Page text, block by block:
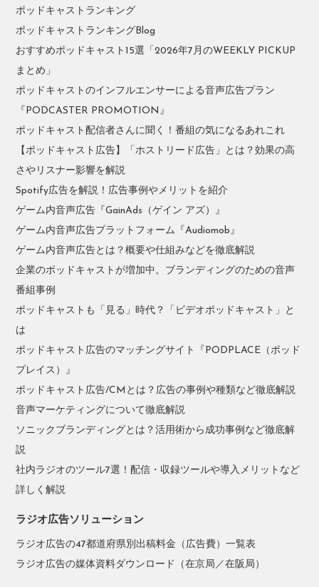
ポッドキャストランキング
ポッドキャストランキングBlog
おすすめポッドキャスト15選「2026年7月のWEEKLY PICKUP
まとめ」
ポッドキャストのインフルエンサーによる音声広告プラン
『PODCASTER PROMOTION』
ポッドキャスト配信者さんに聞く！番組の気になるあれこれ
【ポッドキャスト広告】「ホストリード広告」とは？効果の高
さやリスナー影響を解説
Spotify広告を解説！広告事例やメリットを紹介
ゲーム内音声広告『GainAds（ゲイン アズ）』
ゲーム内音声広告プラットフォーム『Audiomob』
ゲーム内音声広告とは？概要や仕組みなどを徹底解説
企業のポッドキャストが増加中。ブランディングのための音声
番組事例
ポッドキャストも「見る」時代？「ビデオポッドキャスト」と
は
ポッドキャスト広告のマッチングサイト『PODPLACE（ポッド
プレイス）』
ポッドキャスト広告/CMとは？広告の事例や種類など徹底解説
音声マーケティングについて徹底解説
ソニックブランディングとは？活用術から成功事例など徹底解
説
社内ラジオのツール7選！配信・収録ツールや導入メリットなど
詳しく解説
ラジオ広告ソリューション
ラジオ広告の47都道府県別出稿料金（広告費）一覧表
ラジオ広告の媒体資料ダウンロード（在京局／在阪局）